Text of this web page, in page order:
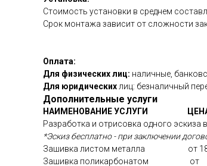
Стоимость установки в среднем
Срок монтажа зависит от сложности
Оплата:
Для физических лиц: наличные,
Для юридическихлиц: безналичный
Дополнительные услуги
НАИМЕНОВАНИЕ УСЛУГИ
Разработка и отрисовка одного эскиза
*Эскиз бесплатно - при заключении
Зашивка листом металла от
Зашивка поликарбонатом от